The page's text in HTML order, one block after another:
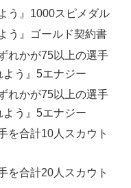
う』1000スピメダル
う』ゴールド契約書
れかが75以上の選手
う』5エナジー
れかが75以上の選手
う』5エナジー
を合計10人スカウト
を合計20人スカウト